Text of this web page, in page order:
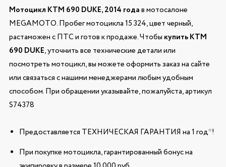
Мотоцикл KTM 690 DUKE, 2014 годав мотосалоне
MEGAMOTO. Пробег мотоцикла 15 324, цвет черный,
растаможен с ПТС и готов к продаже. Чтобы купить KTM
690 DUKE, уточнить все технические детали или
посмотреть мотоцикл, вы можете оформить заказ на сайте
или связаться с нашими менеджерами любым удобным
способом. При обращении указывайте, пожалуйста, артикул
S74378
Предоставляется ТЕХНИЧЕСКАЯ ГАРАНТИЯ на 1 год*!
При покупке мотоцикла, гарантированный бонус на